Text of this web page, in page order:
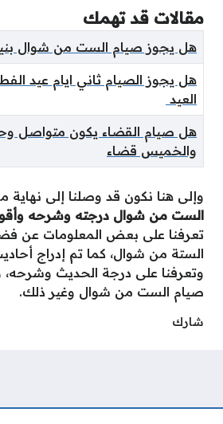
مقالات قد تهمك
هل يجوز صيام الست من شوال
هل يجوز الصيام ثاني ايام عيد
العيد
هل صيام القضاء يكون متواصل
والخميس قضاء
وإلى هنا نكون قد وصلنا إلى نهاية
الست من شوال درجته وشرحه
تعرفنا على بعض المعلومات عن
الستة من شوال، كما تم إدراج
وتعرفنا على درجة الحديث وشرحه،
صيام الست من شوال وغير ذلك.
شارك